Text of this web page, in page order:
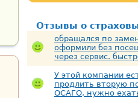
Отзывы о
обращался по
оформили без
через сервис.
У этой компании
продлить вторую
ОСАГО, нужно